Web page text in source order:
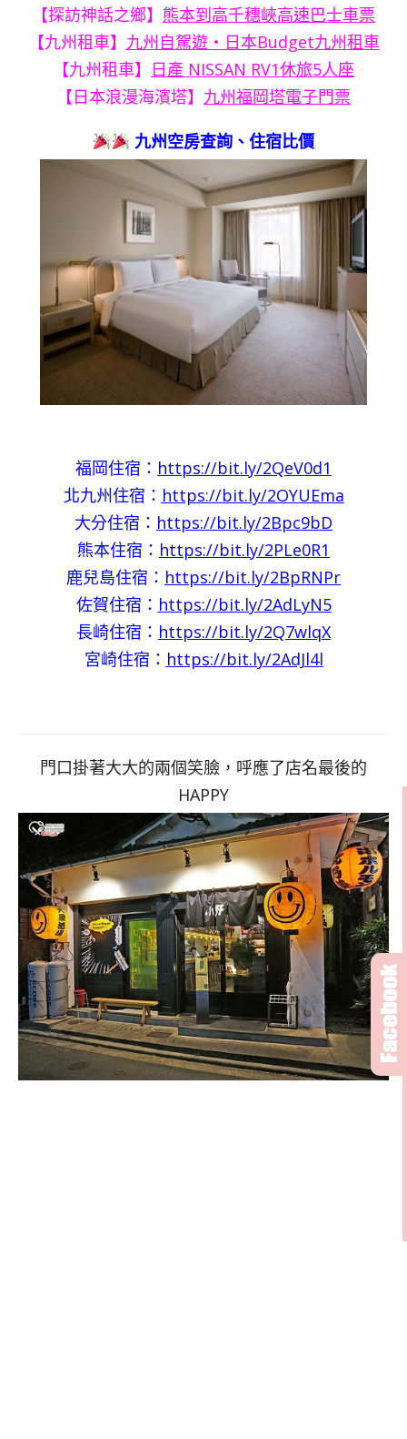
【探訪神話之鄉】 熊本到高千穗峽高速巴士車票
【九州租車】 九州自駕遊・日本Budget九州租車
【九州租車】
日產 NISSAN RV1休旅5人座
【日本浪漫海濱塔】 九州福岡塔電子門票
九州空房查詢、住宿比價
福岡住宿： https://bit.ly/2QeV0d1
北九州住宿： https://bit.ly/2OYUEma
大分住宿： https://bit.ly/2Bpc9bD
熊本住宿： https://bit.ly/2PLe0R1
鹿兒島住宿： https://bit.ly/2BpRNPr
佐賀住宿： https://bit.ly/2AdLyN5
長崎住宿： https://bit.ly/2Q7wlqX
宮崎住宿： https://bit.ly/2AdJl4l
門口掛著大大的兩個笑臉，呼應了店名最後的
HAPPY